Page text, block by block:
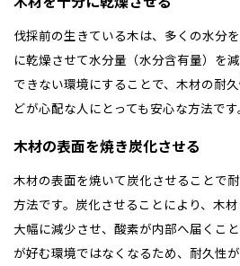
伐採前の生きている木は、多くの水分
に乾燥させて水分量（水分含有量）を
できない環境にすることで、木材の耐
どが心配な人にとっても安心な方法です
木材の表面を焼き炭化させる
木材の表面を焼いて炭化させることで
方法です。炭化させることにより、木
大幅に減少させ、酸素が内部へ届くこ
が好む環境ではなくなるため、耐久性